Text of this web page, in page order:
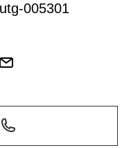
005301